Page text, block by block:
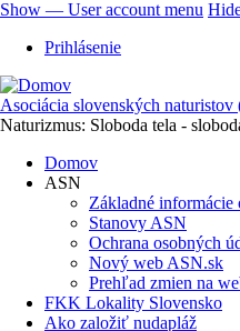
Skočiť
hlavný
User
menu
Show — User account menu
Prihlásenie
Asociácia slovenských
Naturizmus: Sloboda tela -
Domov
ASN
Základné informácie
Stanovy ASN
Ochrana osobných
Nový web ASN.sk
Prehľad zmien na
FKK Lokality Slovensko
Ako založiť nudapláž